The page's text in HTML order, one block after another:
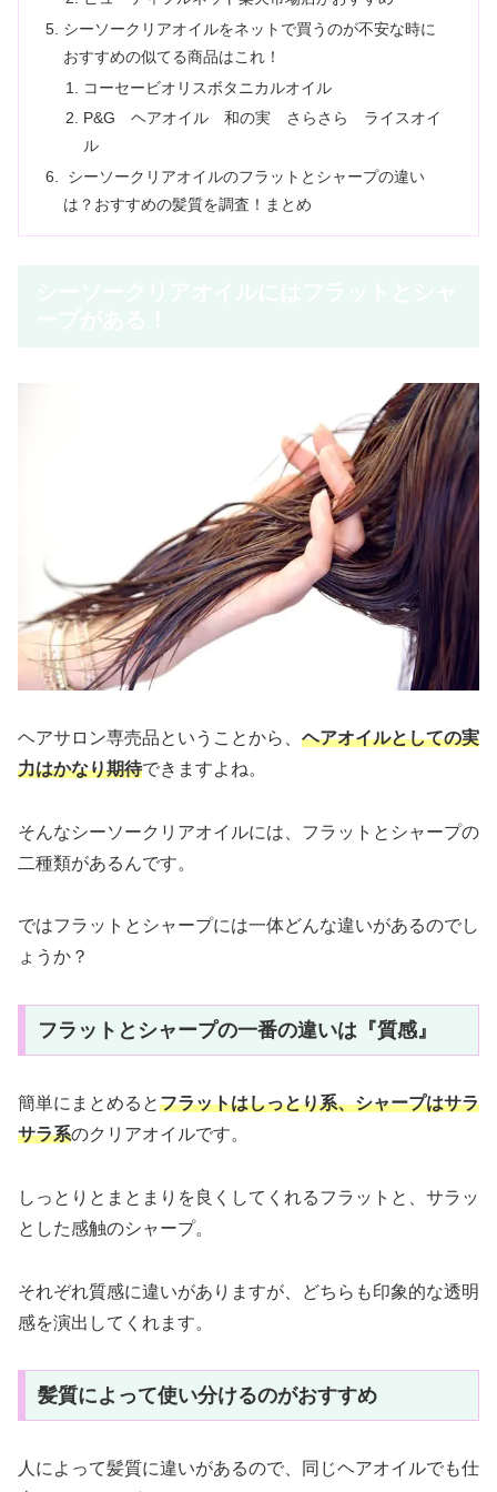
シーソークリアオイルをネットで買うのが不安な時に
おすすめの似てる商品はこれ！
コーセービオリスボタニカルオイル
P&G ヘアオイル 和の実 さらさら ライスオイ
ル
シーソークリアオイルのフラットとシャープの違い
は？おすすめの髪質を調査！まとめ
ヘアサロン専売品ということから、 ヘアオイルとしての実
力はかなり期待できますよね。
そんなシーソークリアオイルには、フラットとシャープの
二種類があるんです。
ではフラットとシャープには一体どんな違いがあるのでし
ょうか？
フラットとシャープの一番の違いは『質感』
簡単にまとめるとフラットはしっとり系、シャープはサラ
サラ系のクリアオイルです。
しっとりとまとまりを良くしてくれるフラットと、サラッ
とした感触のシャープ。
それぞれ質感に違いがありますが、どちらも印象的な透明
感を演出してくれます。
髪質によって使い分けるのがおすすめ
人によって髪質に違いがあるので、同じヘアオイルでも仕